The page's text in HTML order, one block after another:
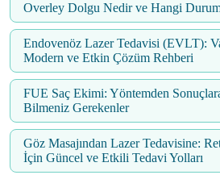
Overley Dolgu Nedir ve Hangi
Endovenöz Lazer Tedavisi (EVLT):
Modern ve Etkin Çözüm Rehberi
FUE Saç Ekimi: Yöntemden
Bilmeniz Gerekenler
Göz Masajından Lazer Tedavisine:
İçin Güncel ve Etkili Tedavi Yolları